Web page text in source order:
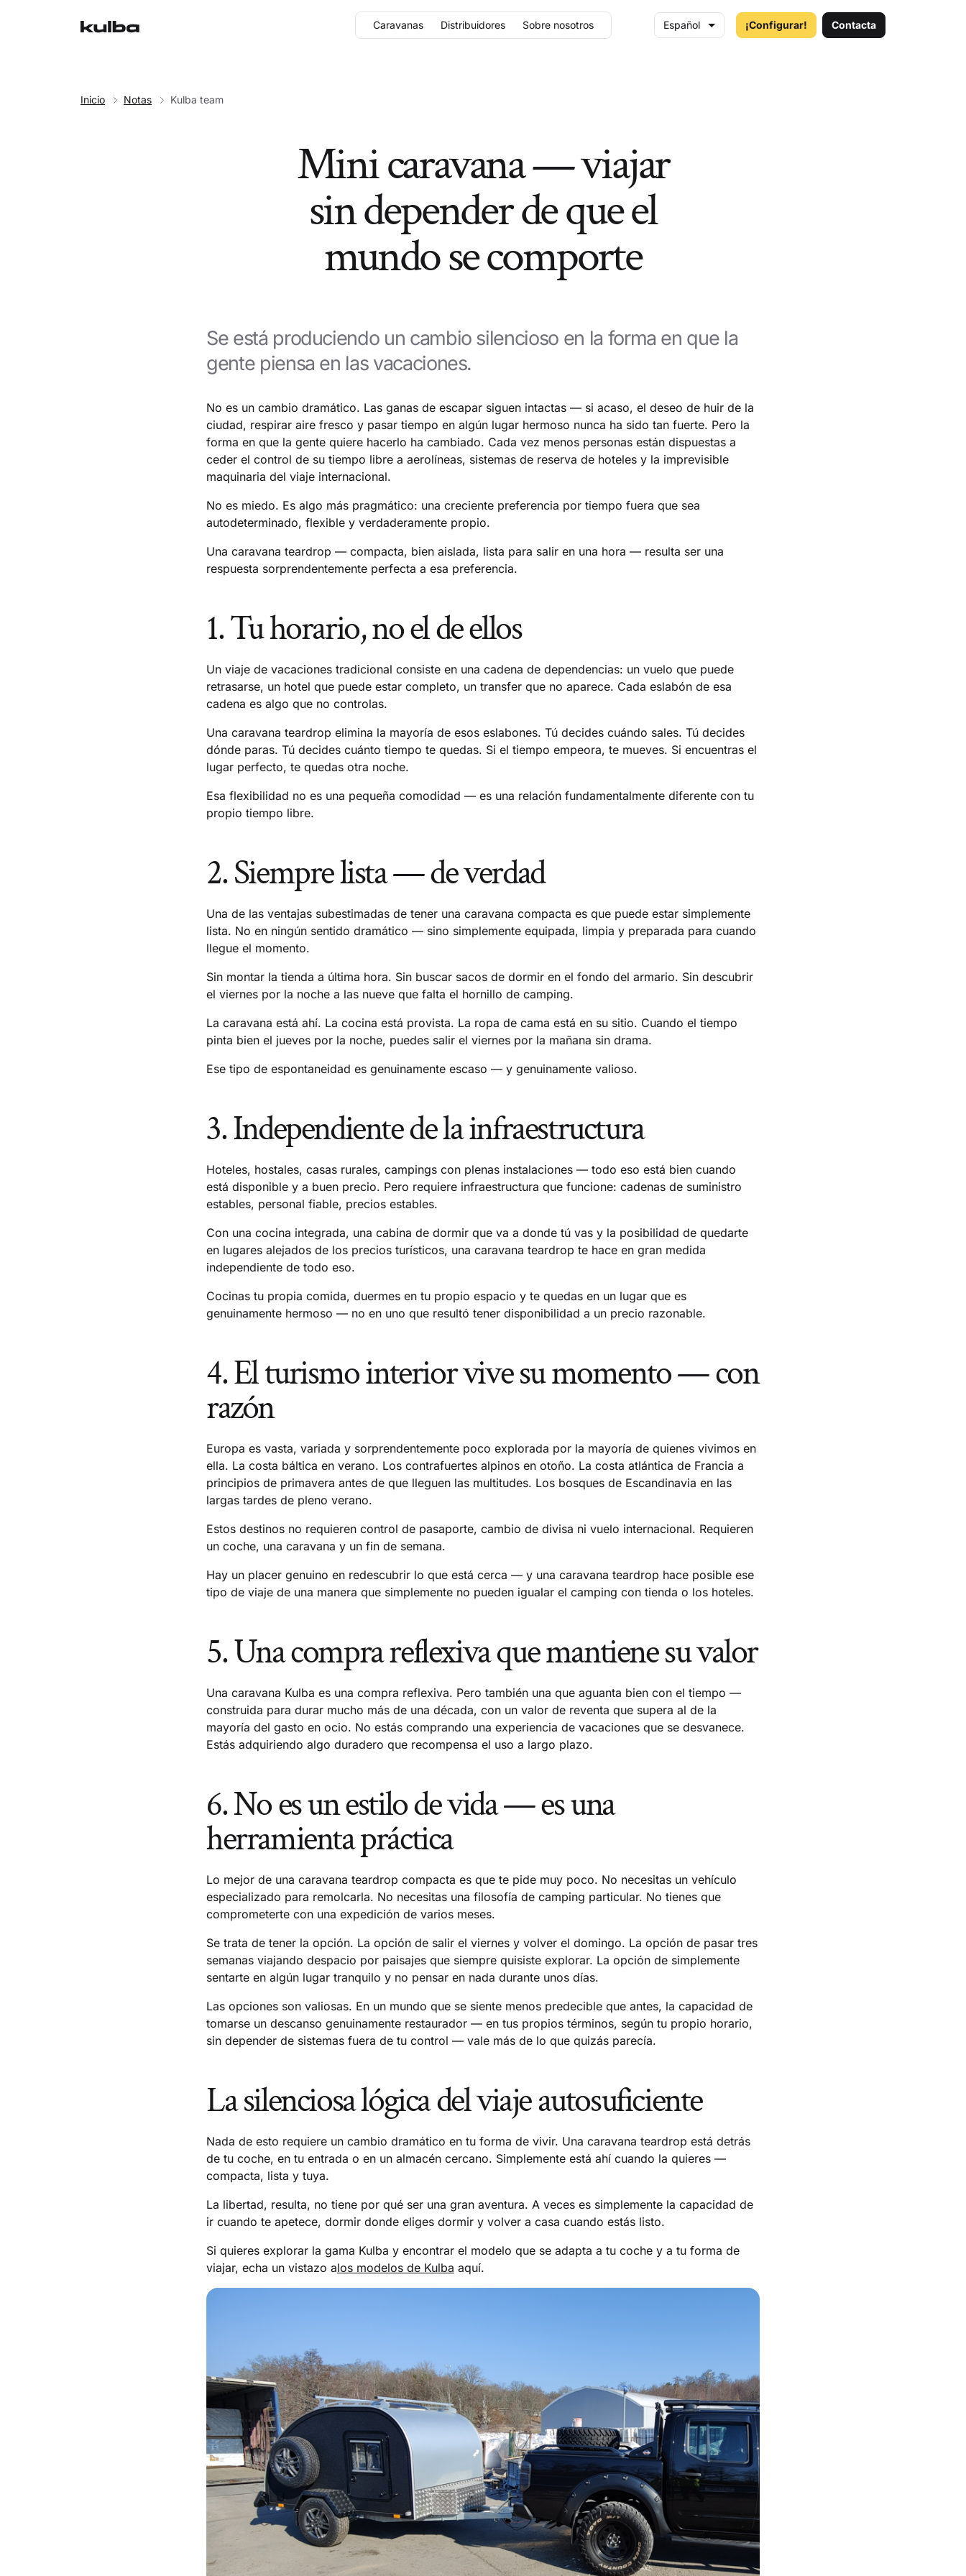
Caravanas Distribuidores Sobre nosotros Español ¡Configurar! Contacta
Inicio Notas Kulba team
Mini caravana — viajar
sin depender de que el
mundo se comporte
Se está produciendo un cambio silencioso en la forma en que la
gente piensa en las vacaciones.
No es un cambio dramático. Las ganas de escapar siguen intactas — si acaso, el deseo de huir de la
ciudad, respirar aire fresco y pasar tiempo en algún lugar hermoso nunca ha sido tan fuerte. Pero la
forma en que la gente quiere hacerlo ha cambiado. Cada vez menos personas están dispuestas a
ceder el control de su tiempo libre a aerolíneas, sistemas de reserva de hoteles y la imprevisible
maquinaria del viaje internacional.
No es miedo. Es algo más pragmático: una creciente preferencia por tiempo fuera que sea
autodeterminado, flexible y verdaderamente propio.
Una caravana teardrop — compacta, bien aislada, lista para salir en una hora — resulta ser una
respuesta sorprendentemente perfecta a esa preferencia.
1. Tu horario, no el de ellos
Un viaje de vacaciones tradicional consiste en una cadena de dependencias: un vuelo que puede
retrasarse, un hotel que puede estar completo, un transfer que no aparece. Cada eslabón de esa
cadena es algo que no controlas.
Una caravana teardrop elimina la mayoría de esos eslabones. Tú decides cuándo sales. Tú decides
dónde paras. Tú decides cuánto tiempo te quedas. Si el tiempo empeora, te mueves. Si encuentras el
lugar perfecto, te quedas otra noche.
Esa flexibilidad no es una pequeña comodidad — es una relación fundamentalmente diferente con tu
propio tiempo libre.
2. Siempre lista — de verdad
Una de las ventajas subestimadas de tener una caravana compacta es que puede estar simplemente
lista. No en ningún sentido dramático — sino simplemente equipada, limpia y preparada para cuando
llegue el momento.
Sin montar la tienda a última hora. Sin buscar sacos de dormir en el fondo del armario. Sin descubrir
el viernes por la noche a las nueve que falta el hornillo de camping.
La caravana está ahí. La cocina está provista. La ropa de cama está en su sitio. Cuando el tiempo
pinta bien el jueves por la noche, puedes salir el viernes por la mañana sin drama.
Ese tipo de espontaneidad es genuinamente escaso — y genuinamente valioso.
3. Independiente de la infraestructura
Hoteles, hostales, casas rurales, campings con plenas instalaciones — todo eso está bien cuando
está disponible y a buen precio. Pero requiere infraestructura que funcione: cadenas de suministro
estables, personal fiable, precios estables.
Con una cocina integrada, una cabina de dormir que va a donde tú vas y la posibilidad de quedarte
en lugares alejados de los precios turísticos, una caravana teardrop te hace en gran medida
independiente de todo eso.
Cocinas tu propia comida, duermes en tu propio espacio y te quedas en un lugar que es
genuinamente hermoso — no en uno que resultó tener disponibilidad a un precio razonable.
4. El turismo interior vive su momento — con
razón
Europa es vasta, variada y sorprendentemente poco explorada por la mayoría de quienes vivimos en
ella. La costa báltica en verano. Los contrafuertes alpinos en otoño. La costa atlántica de Francia a
principios de primavera antes de que lleguen las multitudes. Los bosques de Escandinavia en las
largas tardes de pleno verano.
Estos destinos no requieren control de pasaporte, cambio de divisa ni vuelo internacional. Requieren
un coche, una caravana y un fin de semana.
Hay un placer genuino en redescubrir lo que está cerca — y una caravana teardrop hace posible ese
tipo de viaje de una manera que simplemente no pueden igualar el camping con tienda o los hoteles.
5. Una compra reflexiva que mantiene su valor
Una caravana Kulba es una compra reflexiva. Pero también una que aguanta bien con el tiempo —
construida para durar mucho más de una década, con un valor de reventa que supera al de la
mayoría del gasto en ocio. No estás comprando una experiencia de vacaciones que se desvanece.
Estás adquiriendo algo duradero que recompensa el uso a largo plazo.
6. No es un estilo de vida — es una
herramienta práctica
Lo mejor de una caravana teardrop compacta es que te pide muy poco. No necesitas un vehículo
especializado para remolcarla. No necesitas una filosofía de camping particular. No tienes que
comprometerte con una expedición de varios meses.
Se trata de tener la opción. La opción de salir el viernes y volver el domingo. La opción de pasar tres
semanas viajando despacio por paisajes que siempre quisiste explorar. La opción de simplemente
sentarte en algún lugar tranquilo y no pensar en nada durante unos días.
Las opciones son valiosas. En un mundo que se siente menos predecible que antes, la capacidad de
tomarse un descanso genuinamente restaurador — en tus propios términos, según tu propio horario,
sin depender de sistemas fuera de tu control — vale más de lo que quizás parecía.
La silenciosa lógica del viaje autosuficiente
Nada de esto requiere un cambio dramático en tu forma de vivir. Una caravana teardrop está detrás
de tu coche, en tu entrada o en un almacén cercano. Simplemente está ahí cuando la quieres —
compacta, lista y tuya.
La libertad, resulta, no tiene por qué ser una gran aventura. A veces es simplemente la capacidad de
ir cuando te apetece, dormir donde eliges dormir y volver a casa cuando estás listo.
Si quieres explorar la gama Kulba y encontrar el modelo que se adapta a tu coche y a tu forma de
viajar, echa un vistazo alos modelos de Kulba aquí.